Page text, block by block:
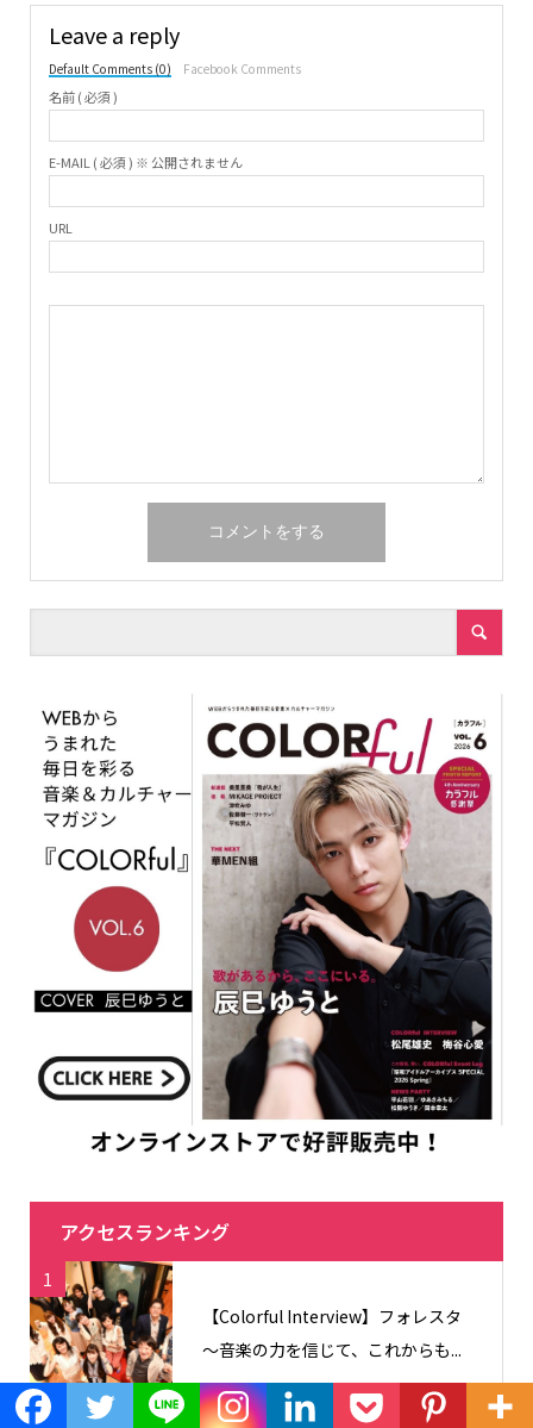
Leave a reply
Default Comments (0) Facebook Comments
名前 ( 必須 )
E-MAIL ( 必須 ) ※ 公開されません
URL
アクセスランキング
1
【Colorful Interview】フォレスタ
〜音楽の力を信じて、これからも...
2